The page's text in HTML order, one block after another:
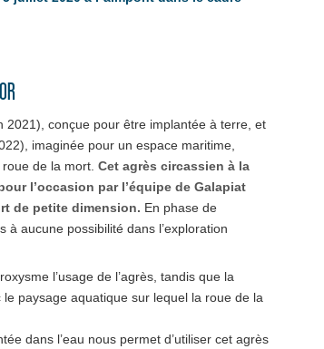
conçue pour être implantée à terre, et
imaginée pour un espace maritime,
de la mort. Cet agrès circassien à la
l’occasion par l’équipe de Galapiat
de petite dimension. En phase de
aucune possibilité dans l’exploration
l’usage de l’agrès, tandis que la
paysage aquatique sur lequel la roue de la
dans l’eau nous permet d’utiliser cet agrès